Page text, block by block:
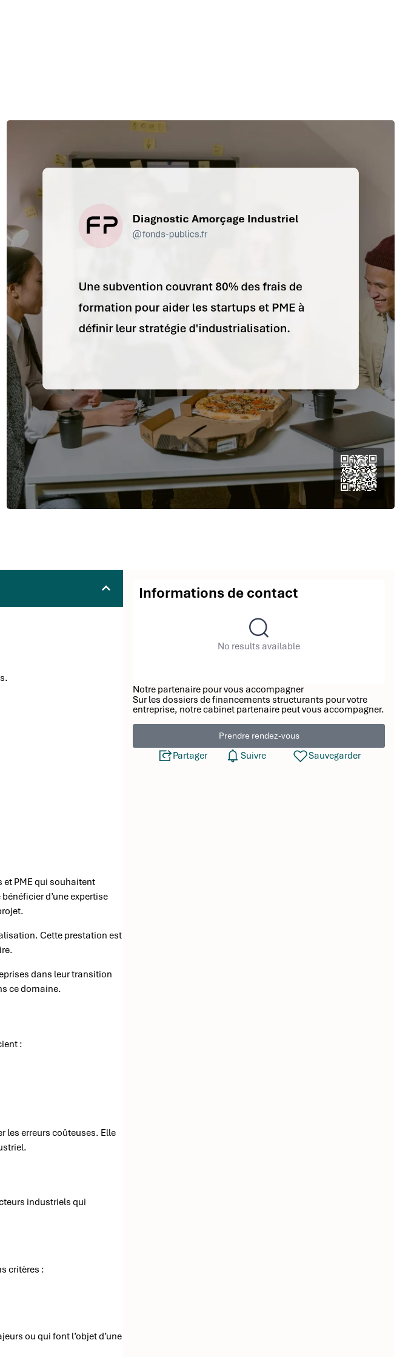
PME qui souhaitent
d’une expertise
Cette prestation est
dans leur transition
ce domaine.
:
les erreurs coûteuses. Elle
industriels qui
critères :
ou qui font l’objet d’une
Informations de contact
No results available
Notre partenaire pour vous accompagner
Sur les dossiers de financements structurants pour votre
entreprise, notre cabinet partenaire peut vous accompagner.
Prendre rendez-vous
Partager Suivre Sauvegarder